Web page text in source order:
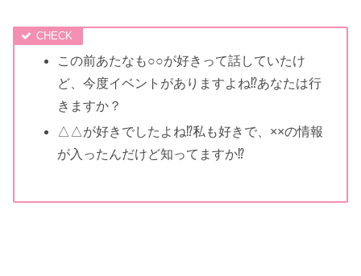
この前あたなも○○が好きって話していたけ
ど、今度イベントがありますよね⁉あなたは行
きますか？
△△が好きでしたよね⁉私も好きで、××の情報
が入ったんだけど知ってますか⁉